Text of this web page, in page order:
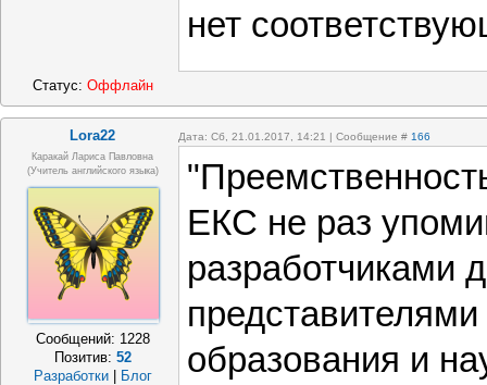
нет
Статус: Оффлайн
Lora22 Дата: Сб, 21.01.2017, 14:21 | Сообщение # 166
Каракай Лариса Павловна
(учитель английского языка)
Сообщений: 1228
Позитив: 52
Разработки
Блог
ЕКС не раз
разработчиками
образования и